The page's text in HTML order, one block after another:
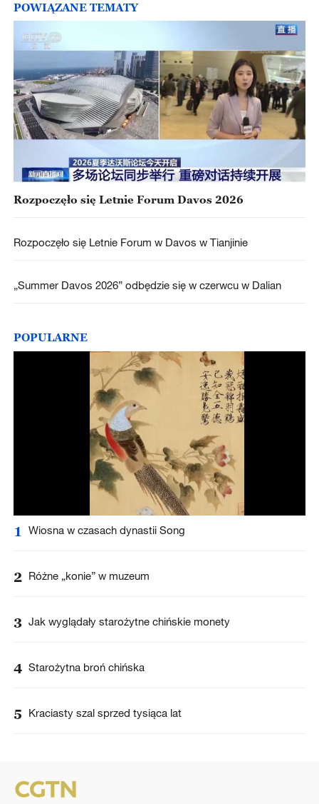
POWIĄZANE TEMATY
Rozpoczęło się Letnie Forum Davos 2026
Rozpoczęło się Letnie Forum w Davos w Tianjinie
„Summer Davos 2026” odbędzie się w czerwcu w Dalian
POPULARNE
1 Wiosna w czasach dynastii Song
2 Różne „konie” w muzeum
3 Jak wyglądały starożytne chińskie monety
4 Starożytna broń chińska
5 Kraciasty szal sprzed tysiąca lat